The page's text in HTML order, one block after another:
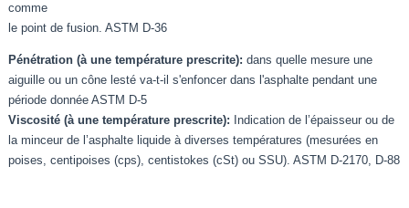
comme
le point de fusion. ASTM D-36
Pénétration (à une température prescrite): dans quelle mesure une
aiguille ou un cône lesté va-t-il s'enfoncer dans l'asphalte pendant une
période donnée ASTM D-5
Viscosité (à une température prescrite): Indication de l’épaisseur ou de
la minceur de l’asphalte liquide à diverses températures (mesurées en
poises, centipoises (cps), centistokes (cSt) ou SSU). ASTM D-2170, D-88